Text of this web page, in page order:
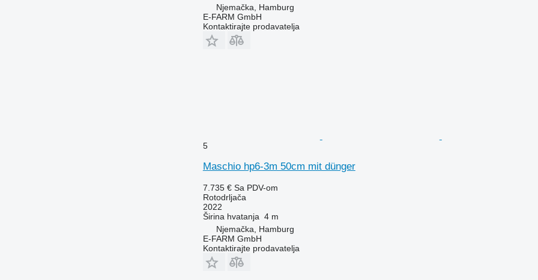
Njemačka, Hamburg
E-FARM GmbH
Kontaktirajte prodavatelja
5
Maschio hp6-3m 50cm mit dünger
7.735 € Sa PDV-om
Rotodrljača
2022
Širina hvatanja 4 m
Njemačka, Hamburg
E-FARM GmbH
Kontaktirajte prodavatelja